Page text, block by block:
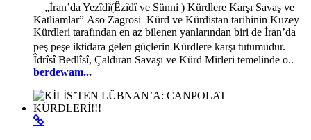
„İran’da Yezîdî(Êzîdî ve Sünni ) Kürdlere Karşı Savaş ve
Katliamlar” Aso Zagrosi Kürd ve Kürdistan tarihinin Kuzey
Kürdleri tarafından en az bilenen yanlarından biri de İran’da
peş peşe iktidara gelen güçlerin Kürdlere karşı tutumudur.
Îdrîsî Bedlîsî, Çaldıran Savaşı ve Kürd Mirleri temelinde o..
berdewam...